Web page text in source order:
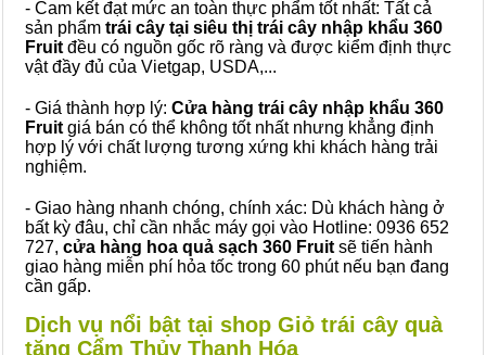
- Cam kết đạt mức an toàn thực phẩm tốt nhất: Tất cả
sản phẩm trái cây tại siêu thị trái cây nhập khẩu 360
Fruit đều có nguồn gốc rõ ràng và được kiểm định thực
vật đầy đủ của Vietgap, USDA,...
- Giá thành hợp lý: Cửa hàng trái cây nhập khẩu 360
Fruit giá bán có thể không tốt nhất nhưng khẳng định
hợp lý với chất lượng tương xứng khi khách hàng trải
nghiệm.
- Giao hàng nhanh chóng, chính xác: Dù khách hàng ở
bất kỳ đâu, chỉ cần nhắc máy gọi vào Hotline: 0936 652
727, cửa hàng hoa quả sạch 360 Fruit sẽ tiến hành
giao hàng miễn phí hỏa tốc trong 60 phút nếu bạn đang
cần gấp.
Dịch vụ nổi bật tại shop Giỏ trái cây quà
tặng Cẩm Thủy Thanh Hóa